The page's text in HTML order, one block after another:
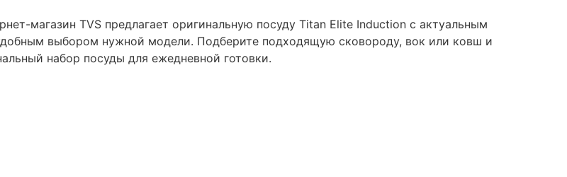
магазин TVS предлагает оригинальную посуду Titan Elite Induction с актуальным
выбором нужной модели. Подберите подходящую сковороду, вок или ковш и
набор посуды для ежедневной готовки.